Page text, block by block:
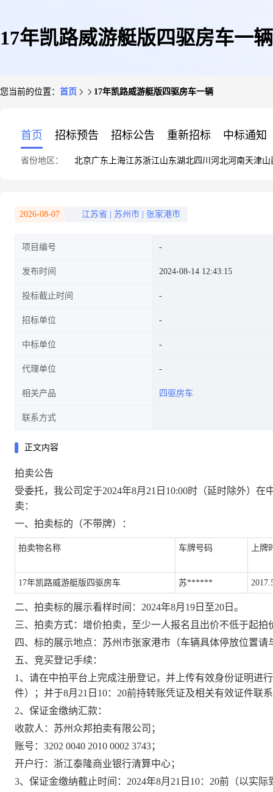
17年凯路威游艇版四驱房车一辆
您当前的位置： 首页 17年凯路威游艇版四驱房车一辆
首页 招标预告 招标公告 重新招标 中标通知
省份地区： 北京广东 上海江苏浙江山东湖北四川 河北河南天津山
2026-08-07 江苏省 苏州市 张家港市
项目编号
发布时间 2024-08-14 12:43:15
投标截止时间
招标单位
中标单位
代理单位
相关产品 四驱房车
联系方式
正文内容
拍卖公告
受委托，我公司定于2024年8月 21 日 10:00时（延时除外）在
卖：
一、拍卖标的（不带牌）
：
拍卖物名称 车牌号码 上牌
17年凯路威游艇版四驱房车 苏******
二、 拍卖标的展示看样时间： 2024年8月 19 日至20 日 。
三、 拍卖方式：增价拍卖，至少一人报名且出价不低于起拍
四、 标的展示地点：苏州市张家港市（车辆具体停放位置请
五、 竞买登记手续：
1、请在中拍平台上完成注册登记，并上传有效身份证明进
件）；并于8月 21 日 10：20前持转账凭证及相关有效证件联
2、保证金缴纳汇款：
收款人：苏州众邦拍卖有限公司；
账号： 3202 0040 2010 0002 3743；
开户行：浙江泰隆商业银行清算中心；
3、保证金缴纳截止时间：2024年8月 21 日 10：20前 （以实